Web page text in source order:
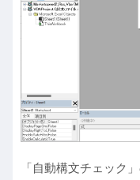
「自動構文チェック